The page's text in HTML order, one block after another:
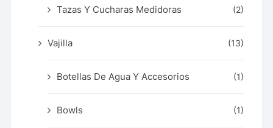
Tazas Y Cucharas Medidoras (2)
Vajilla (13)
Botellas De Agua Y Accesorios (1)
Bowls (1)